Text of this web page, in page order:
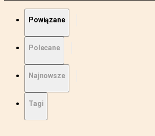
Powiązane
Polecane
Najnowsze
Tagi